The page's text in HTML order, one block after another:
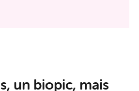
un biopic, mais